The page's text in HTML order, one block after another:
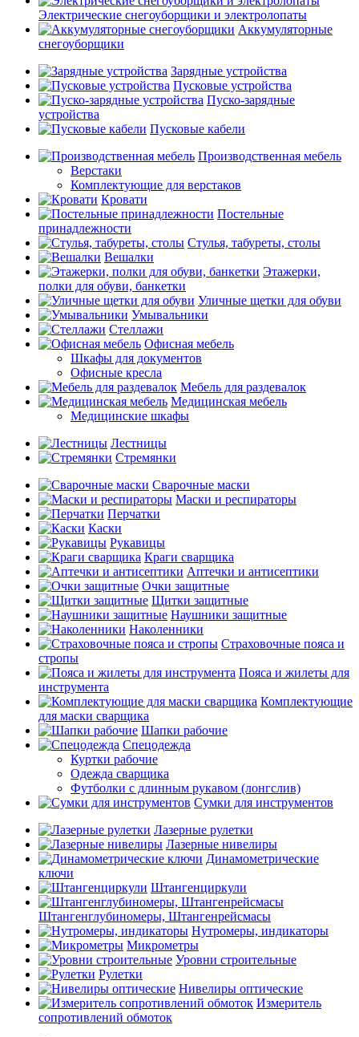
Электрические снегоуборщики и электролопаты
Аккумуляторные
снегоуборщики
Зарядные устройства
Пусковые устройства
Пуско-зарядные
устройства
Пусковые кабели
Производственная мебель
Верстаки
Комплектующие для верстаков
Кровати
Постельные
принадлежности
Стулья, табуреты, столы
Вешалки
Этажерки,
полки для обуви, банкетки
Уличные щетки для обуви
Умывальники
Стеллажи
Офисная мебель
Шкафы для документов
Офисные кресла
Мебель для раздевалок
Медицинская мебель
Медицинские шкафы
Лестницы
Стремянки
Сварочные маски
Маски и респираторы
Перчатки
Каски
Рукавицы
Краги сварщика
Аптечки и антисептики
Очки защитные
Щитки защитные
Наушники защитные
Наколенники
Страховочные пояса и
стропы
Пояса и жилеты для
инструмента
Комплектующие
для маски сварщика
Шапки рабочие
Спецодежда
Куртки рабочие
Одежда сварщика
Футболки с длинным рукавом (лонгслив)
Сумки для инструментов
Лазерные рулетки
Лазерные нивелиры
Динамометрические
ключи
Штангенциркули
Штангенглубиномеры, Штангенрейсмасы
Нутромеры, индикаторы
Микрометры
Уровни строительные
Рулетки
Нивелиры оптические
Измеритель
сопротивлений обмоток